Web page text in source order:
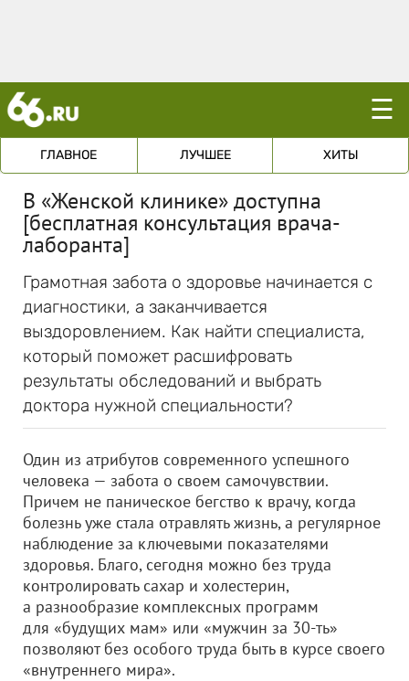
☰
ГЛАВНОЕ ЛУЧШЕЕ ХИТЫ
В «Женской клинике» доступна
[бесплатная консультация врача-
лаборанта]
Грамотная забота о здоровье начинается с
диагностики, а заканчивается
выздоровлением. Как найти специалиста,
который поможет расшифровать
результаты обследований и выбрать
доктора нужной специальности?
Один из атрибутов современного успешного
человека — забота о своем самочувствии.
Причем не паническое бегство к врачу, когда
болезнь уже стала отравлять жизнь, а регулярное
наблюдение за ключевыми показателями
здоровья. Благо, сегодня можно без труда
контролировать сахар и холестерин,
а разнообразие комплексных программ
для «будущих мам» или «мужчин за 30-ть»
позволяют без особого труда быть в курсе своего
«внутреннего мира».